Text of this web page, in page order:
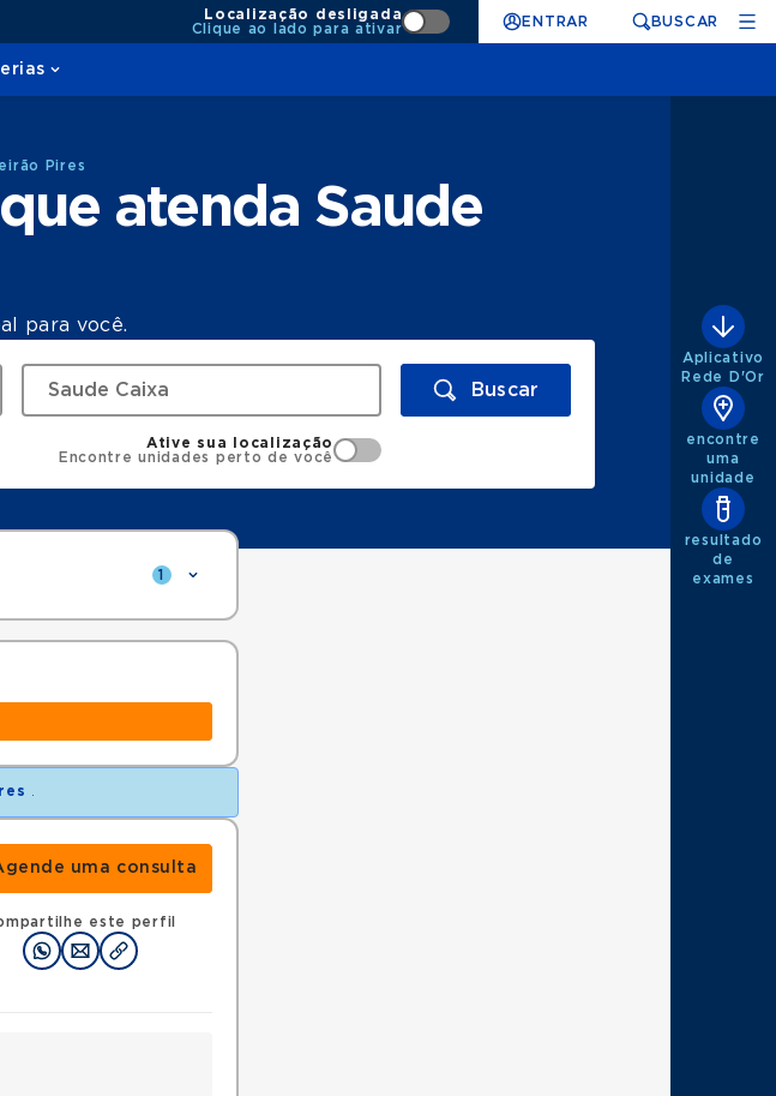
Localização desligada
Clique ao lado para ativar
ENTRAR BUSCAR
Pires
atenda Saude
para você.
Buscar
Ative sua localização
Encontre unidades perto de você
1
uma consulta
este perfil
Aplicativo
Rede D'Or
encontre
uma
unidade
resultado
de
exames